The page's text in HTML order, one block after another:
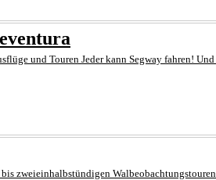
und Touren Jeder kann Segway fahren!
zweieinhalbstündigen